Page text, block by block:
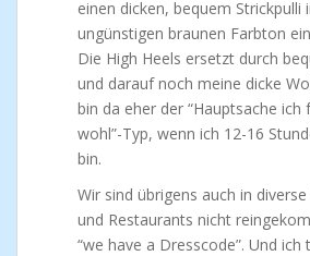
einen dicken, bequem Strickpulli
ungünstigen braunen Farbton
Die High Heels ersetzt durch
und darauf noch meine dicke
bin da eher der “Hauptsache ich
wohl”-Typ, wenn ich 12-16
bin.
Wir sind übrigens auch in
und Restaurants nicht
“we have a Dresscode”. Und ich